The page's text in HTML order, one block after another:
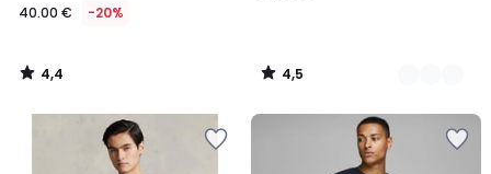
40.00 € -20%
4,4
/
4,5
/